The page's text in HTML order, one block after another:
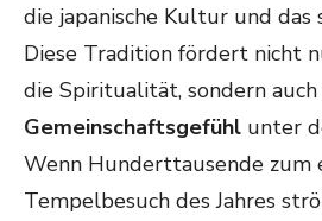
die japanische Kultur und das
Diese Tradition fördert nicht
die Spiritualität, sondern auch
Gemeinschaftsgefühl unter
Wenn Hunderttausende zum
Tempelbesuch des Jahres